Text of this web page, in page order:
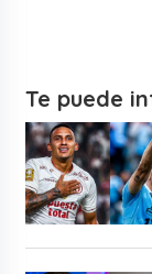
Te puede